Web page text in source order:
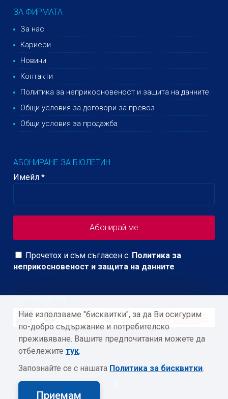
ЗА ФИРМАТА
За нас
Кариери
Новини
Контакти
Политика за неприкосновеност и защита на данните
Общи условия за договори за превоз
Общи условия за продажба
АБОНИРАНЕ ЗА БЮЛЕТИН
Имейл*
Прочетох и съм съгласен с Политика за
неприкосновеност и защита на данните
СЕРТИФИКАТИ
Ние използваме "бисквитки", за да Ви осигурим
по-добро съдържание и потребителско
преживяване. Вашите предпочитания можете да
отбележитетук.
Запознайте се с нашата Политика за бисквитки.
Приемам